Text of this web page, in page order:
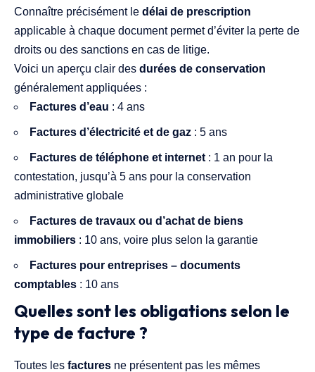
Connaître précisément le délai de prescription
applicable à chaque document permet d’éviter la perte de
droits ou des sanctions en cas de litige.
Voici un aperçu clair des durées de conservation
généralement appliquées :
Factures d’eau : 4 ans
Factures d’électricité et de gaz : 5 ans
Factures de téléphone et internet : 1 an pour la
contestation, jusqu’à 5 ans pour la conservation
administrative globale
Factures de travaux ou d’achat de biens
immobiliers : 10 ans, voire plus selon la garantie
Factures pour entreprises – documents
comptables : 10 ans
Quelles sont les obligations selon le
type de facture ?
Toutes les factures ne présentent pas les mêmes